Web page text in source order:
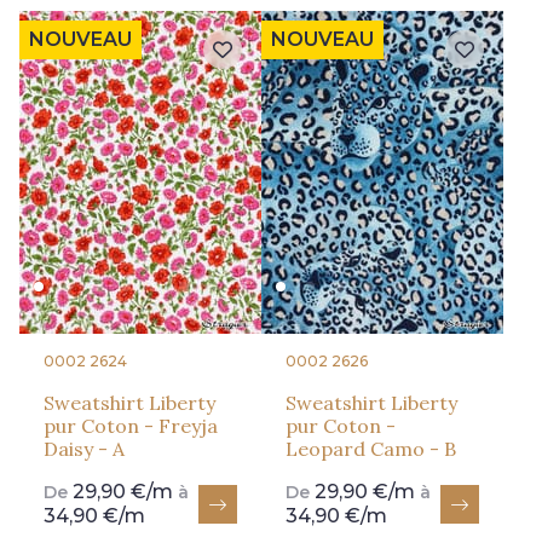
NOUVEAU
0002 2624
Sweatshirt Liberty
pur Coton - Freyja
Daisy - A
De 29,90 €/m à
34,90 €/m
NOUVEAU
0002 2626
Sweatshirt Liberty
pur Coton -
Leopard Camo - B
De 29,90 €/m à
34,90 €/m